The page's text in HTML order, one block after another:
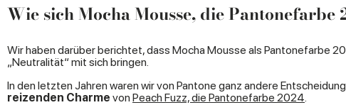
Wie sich Mocha Mousse, die
Wir haben darüber berichtet, dass Mocha Mousse als Pantonefarbe
„Neutralität“ mit sich bringen.
In den letzten Jahren waren wir von Pantone ganz andere
reizenden Charme von Peach Fuzz, die Pantonefarbe 2024